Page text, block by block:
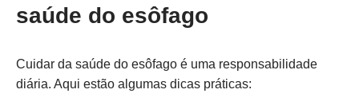
saúde do esôfago
Cuidar da saúde do esôfago é uma responsabilidade
diária. Aqui estão algumas dicas práticas: